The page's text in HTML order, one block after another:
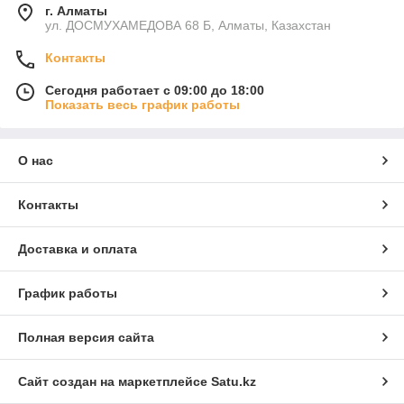
г. Алматы
ул. ДОСМУХАМЕДОВА 68 Б, Алматы, Казахстан
Контакты
Сегодня работает с 09:00 до 18:00
Показать весь график работы
О нас
Контакты
Доставка и оплата
График работы
Полная версия сайта
Сайт создан на маркетплейсе Satu.kz